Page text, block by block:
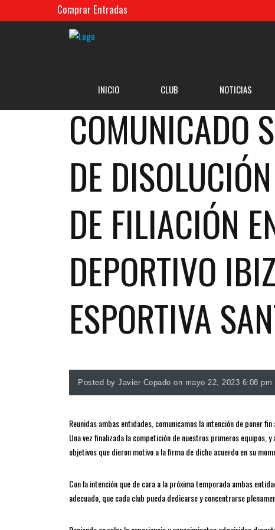
Comprar Entradas
INICIO CLUB NOTICIAS
COMUNICADO
DE
DE FILIACIÓN
DEPORTIVO
ESPORTIVA
Posted by Javier Copado on mayo 22, 2023 6:08 pm
Reunidas ambas entidades, comunicamos la intención de poner
Una vez finalizada la competición de nuestros primeros equipos,
objetivos que dieron motivo a la firma de dicho acuerdo en su
Con la intención que de cara a la próxima temporada ambas
adecuado, que cada club pueda dedicarse y concentrarse